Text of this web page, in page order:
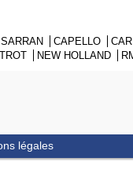
CAPELLO
NEW HOLLAND
légales